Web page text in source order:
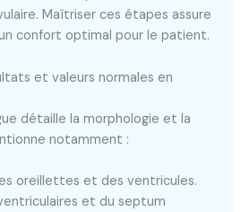
Maîtriser ces étapes assure
confort optimal pour le patient.
et valeurs normales en
détaille la morphologie et la
notamment :
oreillettes et des ventricules.
et du septum